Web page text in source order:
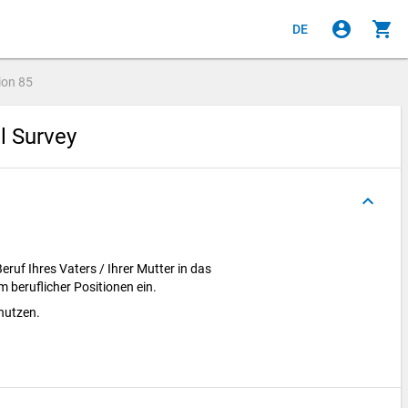
DE account_circle shopping_cart
85
Survey
keyboard_arrow_up
Ihres Vaters / Ihrer Mutter in das
beruflicher Positionen ein.